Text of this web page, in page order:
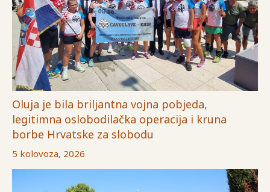
Oluja je bila briljantna vojna pobjeda,
legitimna oslobodilačka operacija i kruna
borbe Hrvatske za slobodu
5 kolovoza, 2026